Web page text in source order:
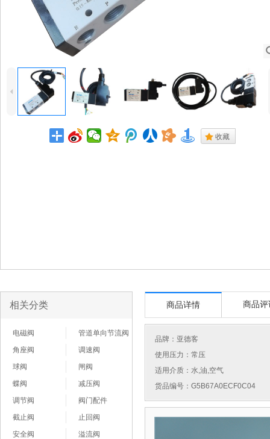
4
. 收藏
相关分类
电磁阀
管道单向节流阀
角座阀
调速阀
球阀
闸阀
蝶阀
减压阀
调节阀
阀门配件
截止阀
止回阀
安全阀
溢流阀
商品详情 商品评
品牌： 亚德客
使用压力：常压
适用介质：水,油,空气
货品编号：G5B67A0ECF0C04